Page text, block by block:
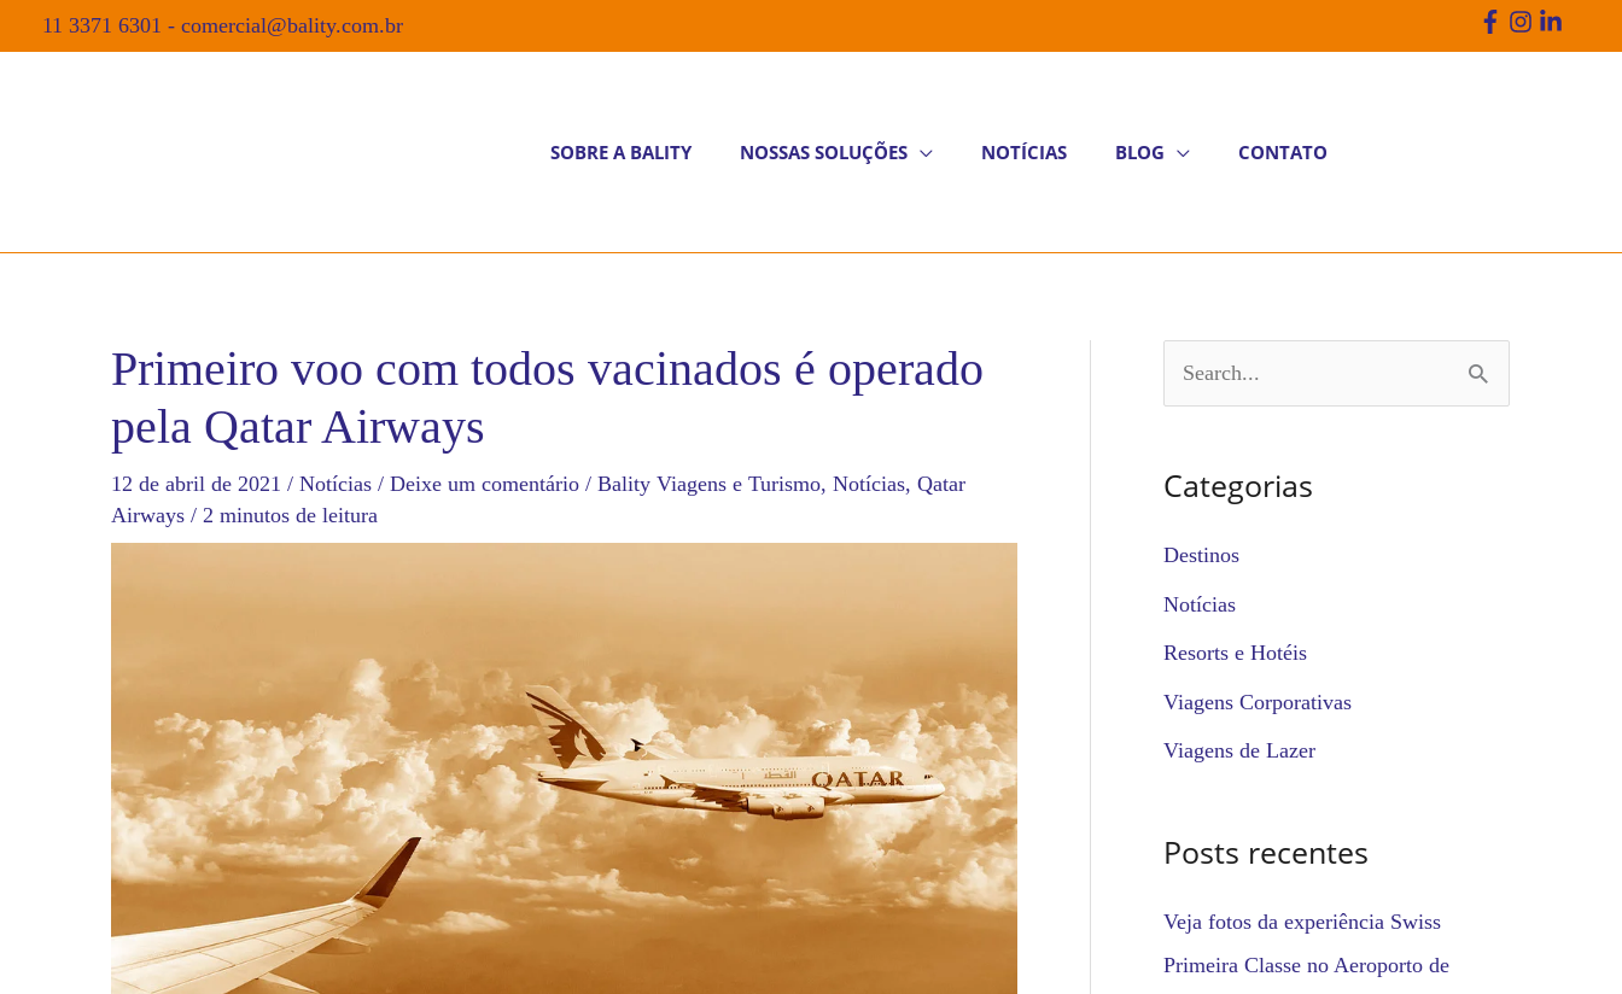
11 3371 6301 - comercial@bality.com.br
SOBRE A BALITY NOSSAS SOLUÇÕES NOTÍCIAS BLOG CONTATO
Primeiro voo com todos vacinados é operado
pela Qatar Airways
12 de abril de 2021 / Notícias / Deixe um comentário / Bality Viagens e Turismo, Notícias, Qatar
Airways / 2 minutos de leitura
u
i
s
r
Categorias
Destinos
Notícias
Resorts e Hotéis
Viagens Corporativas
Viagens de Lazer
Posts recentes
Veja fotos da experiência Swiss
Primeira Classe no Aeroporto de